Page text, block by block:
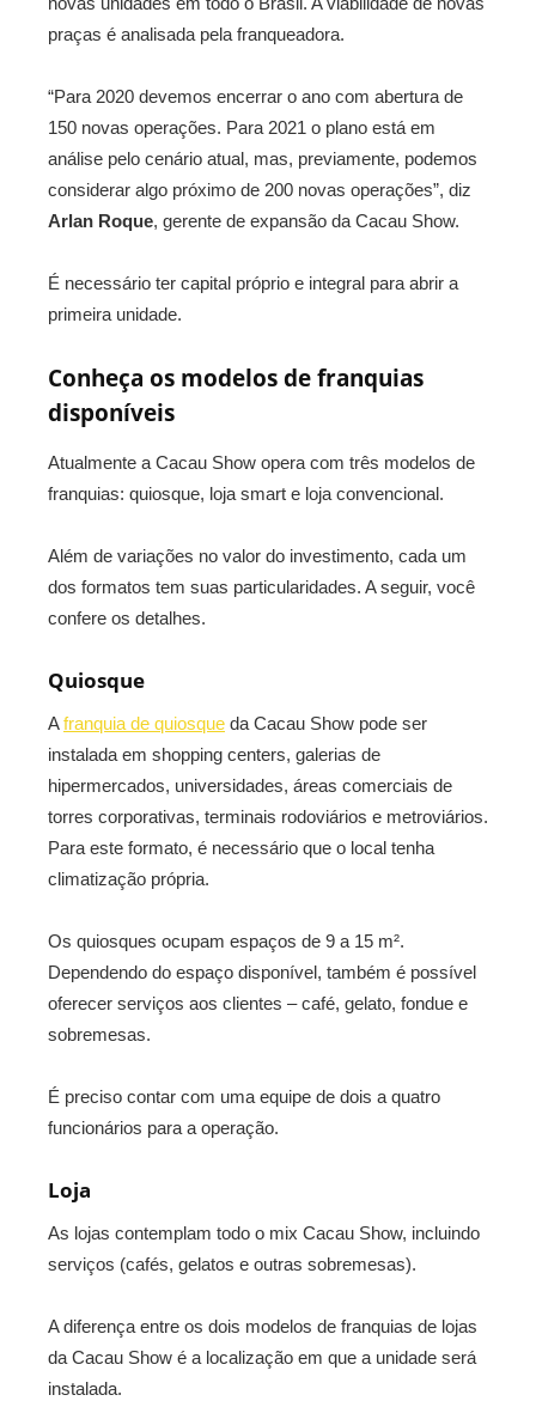
praças é analisada pela franqueadora.
“Para 2020 devemos encerrar o ano com abertura de
150 novas operações. Para 2021 o plano está em
análise pelo cenário atual, mas, previamente, podemos
considerar algo próximo de 200 novas operações”, diz
Arlan Roque, gerente de expansão da Cacau Show.
É necessário ter capital próprio e integral para abrir a
primeira unidade.
Conheça os modelos de franquias
disponíveis
Atualmente a Cacau Show opera com três modelos de
franquias: quiosque, loja smart e loja convencional.
Além de variações no valor do investimento, cada um
dos formatos tem suas particularidades. A seguir, você
confere os detalhes.
Quiosque
Afranquia de quiosque da Cacau Show pode ser
instalada em shopping centers, galerias de
hipermercados, universidades, áreas comerciais de
torres corporativas, terminais rodoviários e metroviários.
Para este formato, é necessário que o local tenha
climatização própria.
Os quiosques ocupam espaços de 9 a 15 m².
Dependendo do espaço disponível, também é possível
oferecer serviços aos clientes – café, gelato, fondue e
sobremesas.
É preciso contar com uma equipe de dois a quatro
funcionários para a operação.
Loja
As lojas contemplam todo o mix Cacau Show, incluindo
serviços (cafés, gelatos e outras sobremesas).
A diferença entre os dois modelos de franquias de lojas
da Cacau Show é a localização em que a unidade será
instalada.